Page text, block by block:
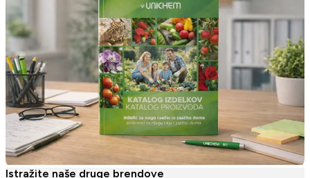
Istražite naše druge brendove